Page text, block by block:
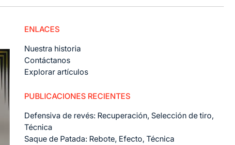
ENLACES
Nuestra historia
Contáctanos
Explorar artículos
PUBLICACIONES RECIENTES
Defensiva de revés: Recuperación, Selección de tiro,
Técnica
Saque de Patada: Rebote, Efecto, Técnica